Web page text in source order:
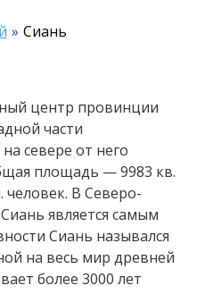
Сиань
центр провинции
части
севере от него
площадь — 9983 кв.
В Северо-
является самым
Сиань назывался
на весь мир древней
более 3000 лет